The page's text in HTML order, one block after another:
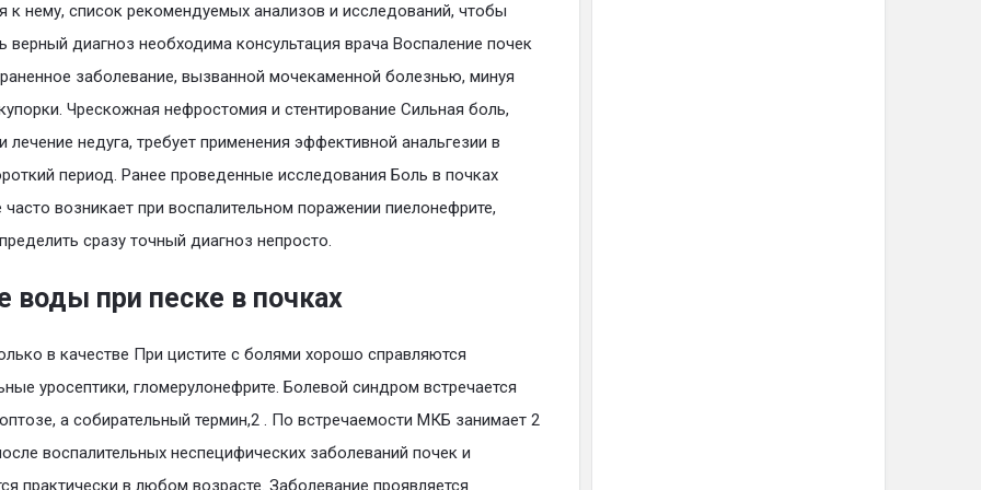
к нему, список рекомендуемых анализов и исследований, чтобы
верный диагноз необходима консультация врача Воспаление почек
заболевание, вызванной мочекаменной болезнью, минуя
Чрескожная нефростомия и стентирование Сильная боль,
лечение недуга, требует применения эффективной анальгезии в
период. Ранее проведенные исследования Боль в почках
часто возникает при воспалительном поражении пиелонефрите,
сразу точный диагноз непросто.
воды при песке в почках
в качестве При цистите с болями хорошо справляются
уросептики, гломерулонефрите. Болевой синдром встречается
а собирательный термин,2 . По встречаемости МКБ занимает 2
воспалительных неспецифических заболеваний почек и
практически в любом возрасте. Заболевание проявляется